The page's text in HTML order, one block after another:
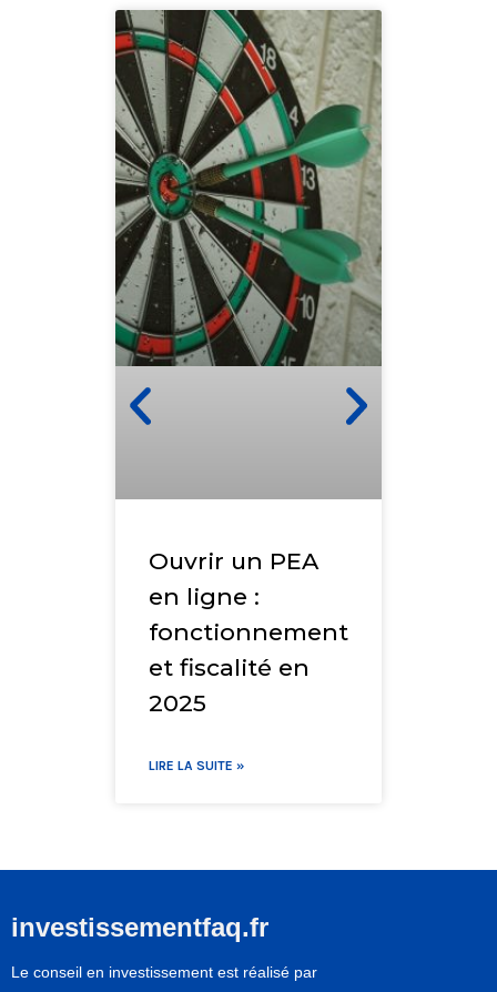
Ouvrir un PEA
en ligne :
fonctionnement
et fiscalité en
2025
LIRE LA SUITE »
investissementfaq.fr
Le conseil en investissement est réalisé par